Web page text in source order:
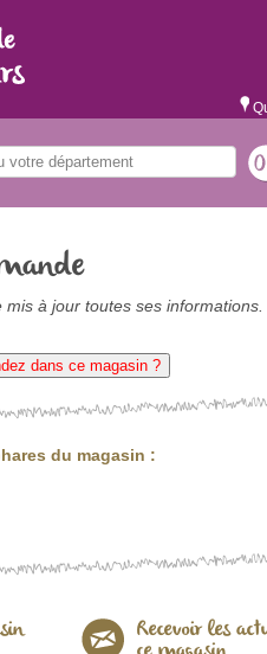
à jour toutes ses informations.
dans ce magasin ?
du magasin :